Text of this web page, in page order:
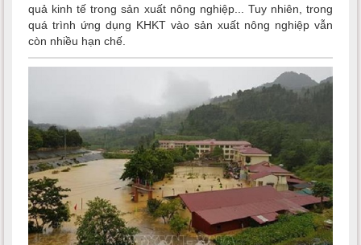
quả kinh tế trong sản xuất nông nghiệp... Tuy nhiên, trong
quá trình ứng dụng KHKT vào sản xuất nông nghiệp vẫn
còn nhiều hạn chế.